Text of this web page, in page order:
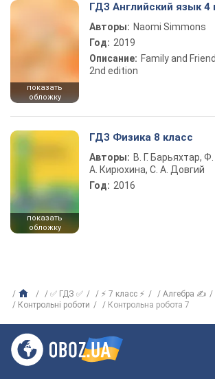
показать
обложку
ГДЗ Английский язык 4
Авторы: Naomi Simmons
Год: 2019
Описание: Family and
2nd edition
показать
обложку
ГДЗ Физика 8 класс
Авторы: В. Г. Барьяхтар,
А. Кирюхина, С. А. Довгий
Год: 2016
✅ ГДЗ ✅ ⚡ 7 класс ⚡ Алгебра ✍
Контрольні роботи
Контрольна робота 7